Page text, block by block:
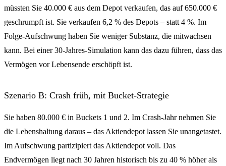
müssten Sie 40.000 € aus dem Depot verkaufen, das auf 650.000 €
geschrumpft ist. Sie verkaufen 6,2 % des Depots – statt 4 %. Im
Folge-Aufschwung haben Sie weniger Substanz, die mitwachsen
kann. Bei einer 30-Jahres-Simulation kann das dazu führen, dass das
Vermögen vor Lebensende erschöpft ist.
Szenario B: Crash früh, mit Bucket-Strategie
Sie haben 80.000 € in Buckets 1 und 2. Im Crash-Jahr nehmen Sie
die Lebenshaltung daraus – das Aktiendepot lassen Sie unangetastet.
Im Aufschwung partizipiert das Aktiendepot voll. Das
Endvermögen liegt nach 30 Jahren historisch bis zu 40 % höher als